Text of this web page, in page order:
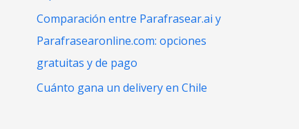
Comparación entre Parafrasear.ai y
Parafrasearonline.com: opciones
gratuitas y de pago
Cuánto gana un delivery en Chile